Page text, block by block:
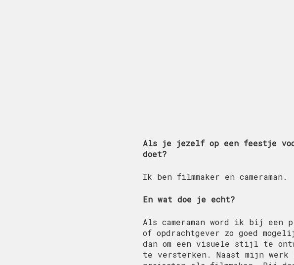
Als je jezelf op een feestje
doet?
Ik ben filmmaker en cameraman.
En wat doe je echt?
Als cameraman word ik bij een
of opdrachtgever zo goed
dan om een visuele stijl te
te versterken. Naast mijn werk